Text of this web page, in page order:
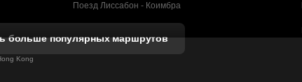
Поезд Лиссабон - Коимбра
больше популярных маршрутов
Kong